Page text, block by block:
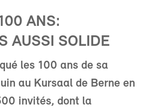
ANS:
AUSSI SOLIDE
les 100 ans de sa
au Kursaal de Berne en
invités, dont la